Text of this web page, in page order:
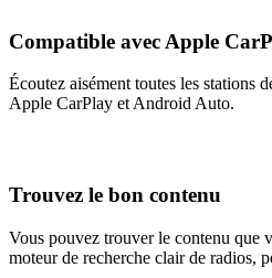
Compatible avec Apple
Écoutez aisément toutes les stations
Apple CarPlay et Android Auto.
Trouvez le bon contenu
Vous pouvez trouver le contenu que
moteur de recherche clair de radios,